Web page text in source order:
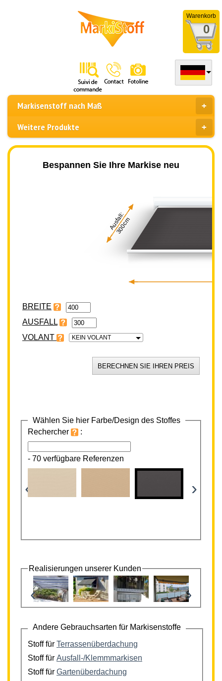
Warenkorb
0
Markisenstoff nach Maß
Weitere Produkte
Bespannen Sie Ihre Markise neu
Ausfall:
300cm
BREITE
VOLANT KEIN VOLANT
Wählen Sie hier Farbe/Design des Stoffes
Rechercher
:
- 70 verfügbare Referenzen
‹ ›
Realisierungen unserer Kunden
‹ ›
Andere Gebrauchsarten für Markisenstoffe
Stoff für Terrassenüberdachung
Stoff für Ausfall-/Klemmmarkisen
Stoff für Gartenüberdachung